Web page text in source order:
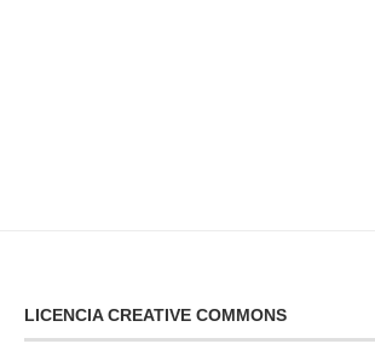
LICENCIA CREATIVE COMMONS